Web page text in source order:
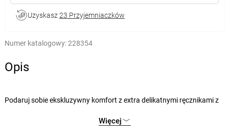
Uzyskasz23 Przyjemniaczków
Numer katalogowy:228354
Opis
Podaruj sobie ekskluzywny komfort z extra delikatnymi ręcznikami z
Więcej